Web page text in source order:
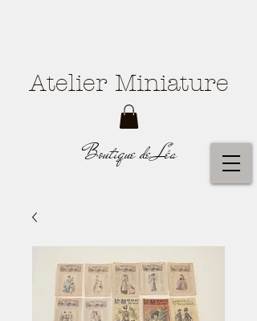
Boutique de Léa
Atelier Miniature